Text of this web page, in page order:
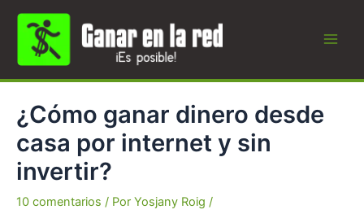
contenido
¿Cómo ganar dinero desde
casa por internet y sin
invertir?
10 comentarios / Por Yosjany Roig /